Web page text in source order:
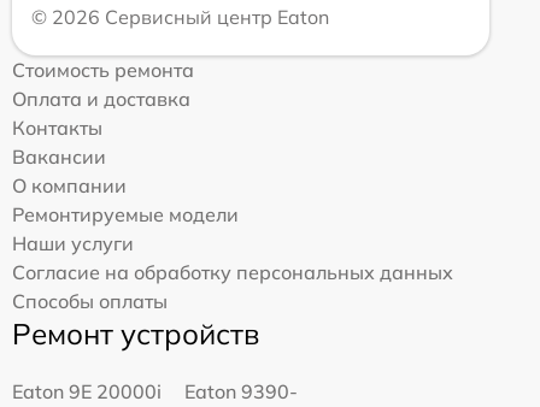
© 2026 Сервисный центр Eaton
Стоимость ремонта
Оплата и доставка
Контакты
Вакансии
О компании
Ремонтируемые модели
Наши услуги
Согласие на обработку персональных данных
Способы оплаты
Ремонт устройств
Eaton 9E 20000i
Eaton 9390-